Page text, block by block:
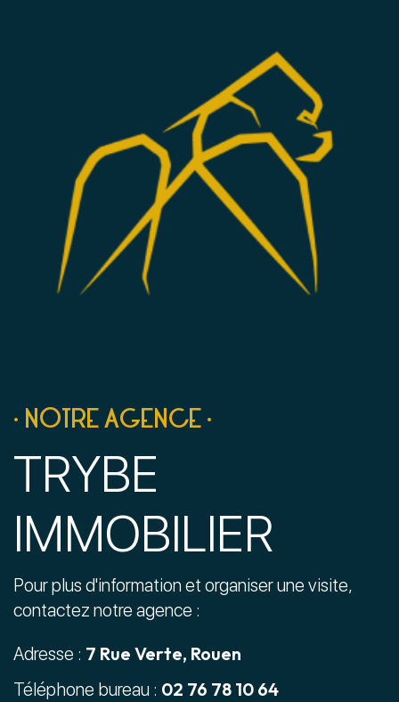
• NOTRE AGENCE •
TRYBE
IMMOBILIER
Pour plus d'information et organiser une visite,
contactez notre agence :
Adresse : 7 Rue Verte, Rouen
Téléphone bureau : 02 76 78 10 64